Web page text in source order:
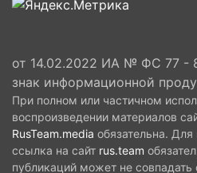
от 14.02.2022 ИА № ФС 77 -
знак информационной
При полном или частичном
воспроизведении материалов
RusTeam.media обязательна. Для
ссылка на сайт rus.team
публикаций может не совпадать